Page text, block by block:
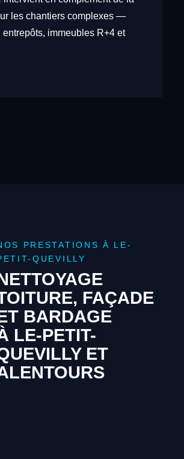
les chantiers complexes —
entrepôts, immeubles R+4 et
PRESTATIONS À LE-
QUEVILLY
FAÇADE
BARDAGE
LE-PETIT-
ET